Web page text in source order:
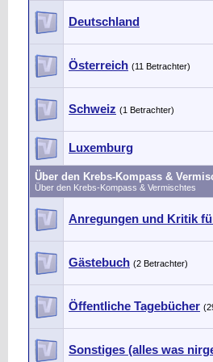
Deutschland
Österreich (11 Betrachter)
Schweiz (1 Betrachter)
Luxemburg
Über den Krebs-Kompass &
Über den Krebs-Kompass & Vermischtes
Anregungen und Kritik
Gästebuch (2 Betrachter)
Öffentliche Tagebücher
Sonstiges (alles was